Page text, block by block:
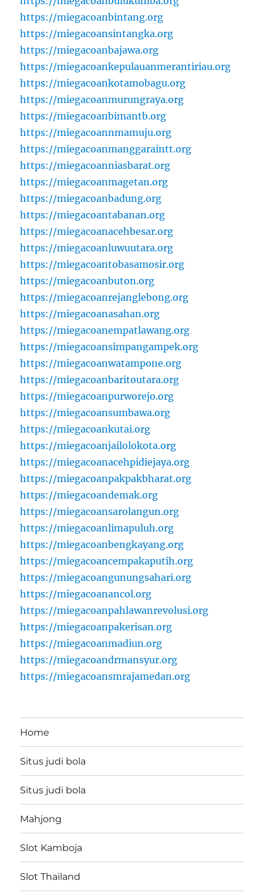
https://miegacoanbintang.org
https://miegacoansintangka.org
https://miegacoanbajawa.org
https://miegacoankepulauanmerantiriau.org
https://miegacoankotamobagu.org
https://miegacoanmurungraya.org
https://miegacoanbimantb.org
https://miegacoannmamuju.org
https://miegacoanmanggaraintt.org
https://miegacoanniasbarat.org
https://miegacoanmagetan.org
https://miegacoanbadung.org
https://miegacoantabanan.org
https://miegacoanacehbesar.org
https://miegacoanluwuutara.org
https://miegacoantobasamosir.org
https://miegacoanbuton.org
https://miegacoanrejanglebong.org
https://miegacoanasahan.org
https://miegacoanempatlawang.org
https://miegacoansimpangampek.org
https://miegacoanwatampone.org
https://miegacoanbaritoutara.org
https://miegacoanpurworejo.org
https://miegacoansumbawa.org
https://miegacoankutai.org
https://miegacoanjailolokota.org
https://miegacoanacehpidiejaya.org
https://miegacoanpakpakbharat.org
https://miegacoandemak.org
https://miegacoansarolangun.org
https://miegacoanlimapuluh.org
https://miegacoanbengkayang.org
https://miegacoancempakaputih.org
https://miegacoangunungsahari.org
https://miegacoanancol.org
https://miegacoanpahlawanrevolusi.org
https://miegacoanpakerisan.org
https://miegacoanmadiun.org
https://miegacoandrmansyur.org
https://miegacoansmrajamedan.org
Home
Situs judi bola
Situs judi bola
Mahjong
Slot Kamboja
Slot Thailand